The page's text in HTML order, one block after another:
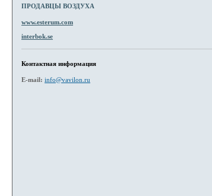
ПРОДАВЦЫ ВОЗДУХА
www.esterum.com
interbok.se
Контактная информация
E-mail: info@vavilon.ru